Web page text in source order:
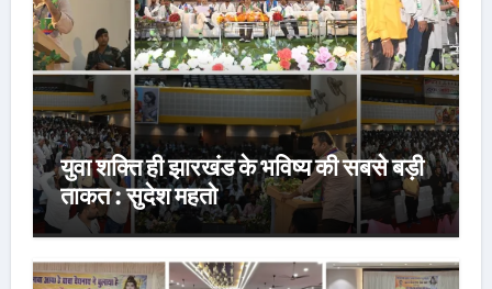
युवा शक्ति ही झारखंड के भविष्य की सबसे बड़ी
ताकत : सुदेश महतो